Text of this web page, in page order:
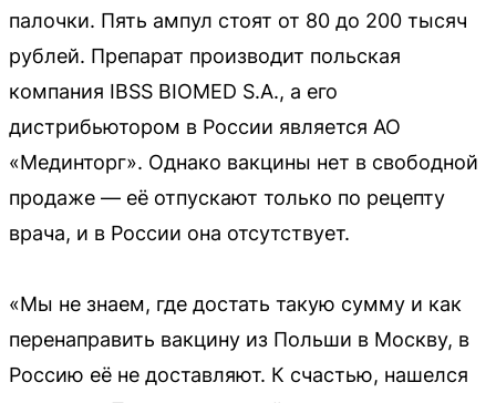
палочки. Пять ампул стоят от 80 до 200 тысяч
рублей. Препарат производит польская
компания IBSS BIOMED S.A., а его
дистрибьютором в России является АО
«Мединторг». Однако вакцины нет в свободной
продаже — её отпускают только по рецепту
врача, и в России она отсутствует.
«Мы не знаем, где достать такую сумму и как
перенаправить вакцину из Польши в Москву, в
Россию её не доставляют. К счастью, нашелся